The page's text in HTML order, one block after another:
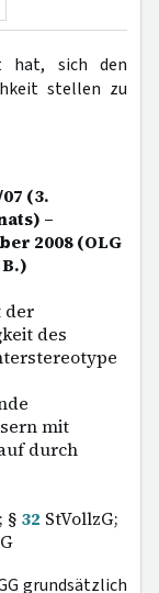
hat, sich den
stellen zu
(3.
–
2008 (OLG
der
des
mit
durch
§ 32 StVollzG;
grundsätzlich